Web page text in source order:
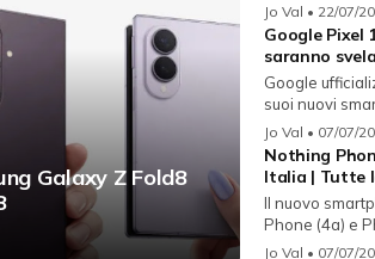
Galaxy Z Fold8
Jo Val • 22/07/
Google Pixel
saranno
Google
suoi nuovi
Jo Val • 07/07/
Nothing
Italia | Tutte
Il nuovo
Phone (4a) e
Jo Val • 07/07/